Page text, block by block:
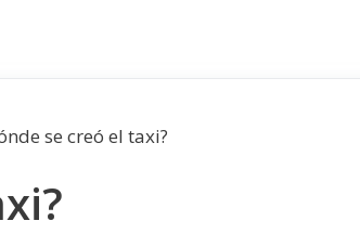
se creó el taxi?